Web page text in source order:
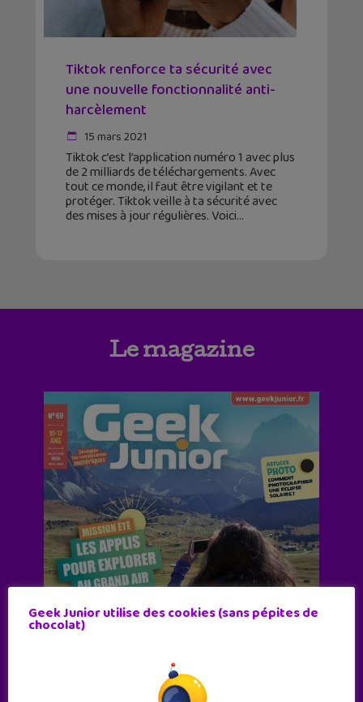
Tiktok renforce ta sécurité avec
une nouvelle fonctionnalité anti-
harcèlement
15 mars 2021
Tiktok c’est l’application numéro 1 avec plus
de 2 milliards de téléchargements. Avec
tout ce monde, il faut être vigilant et te
protéger. Tiktok veille à ta sécurité avec
des mises à jour régulières. Voici
Le magazine
Geek Junior utilise des cookies (sans pépites de
chocolat)